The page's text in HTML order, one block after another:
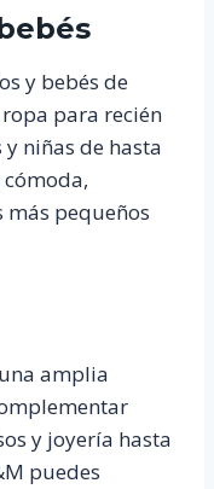
y bebés de
para recién
niñas de hasta
pequeños
amplia
y joyería hasta
puedes